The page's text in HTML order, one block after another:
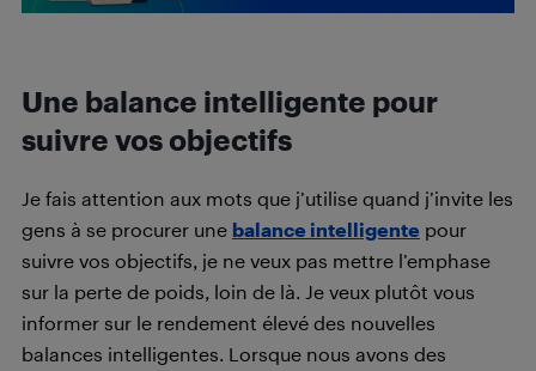
Une balance intelligente pour
suivre vos objectifs
Je fais attention aux mots que j’utilise quand j’invite les
gens à se procurer une balance intelligente pour
suivre vos objectifs, je ne veux pas mettre l’emphase
sur la perte de poids, loin de là. Je veux plutôt vous
informer sur le rendement élevé des nouvelles
balances intelligentes. Lorsque nous avons des